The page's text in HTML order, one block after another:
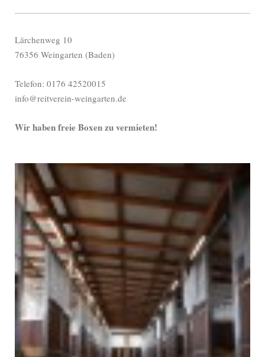
Lärchenweg 10
76356 Weingarten (Baden)
Telefon: 0176 42520015
info@reitverein-weingarten.de
Wir haben freie Boxen zu vermieten!